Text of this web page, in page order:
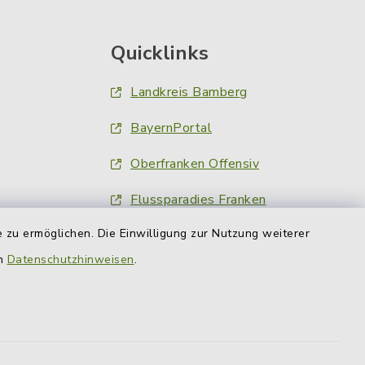
ermöglichen. Die Einwilligung zur Nutzung weiterer
Datenschutzhinweisen.
Quicklinks
Landkreis Bamberg
BayernPortal
Oberfranken Offensiv
Flussparadies Franken
Obermain Jura
Nachrichten am Ort